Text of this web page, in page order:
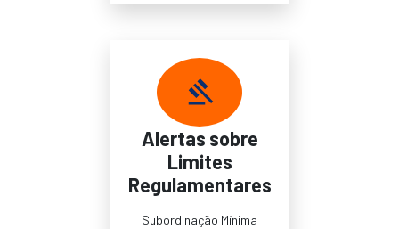
Alertas sobre
Limites
Regulamentares
Subordinação Mínima